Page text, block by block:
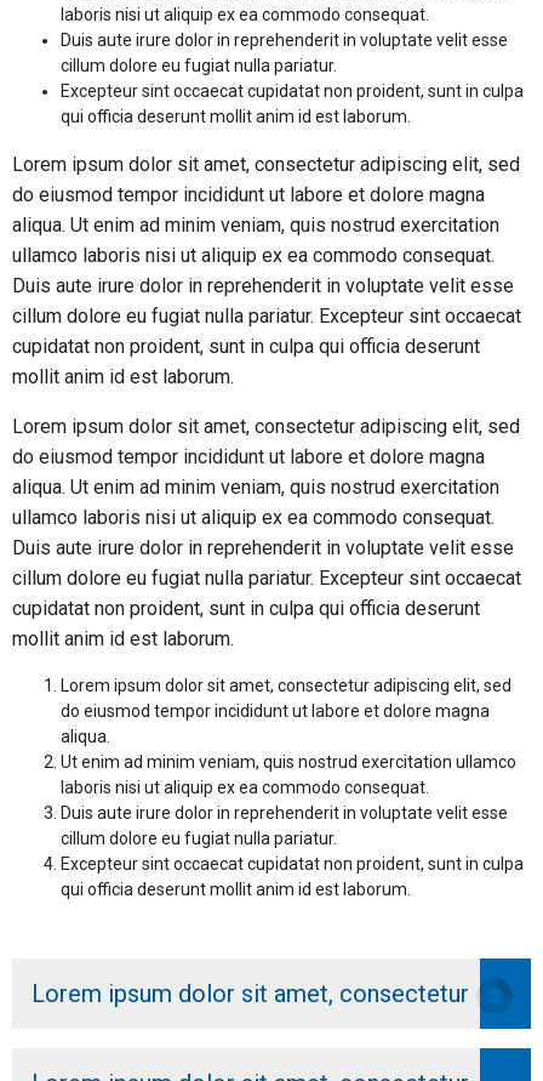
laboris nisi ut aliquip ex ea commodo consequat.
Duis aute irure dolor in reprehenderit in voluptate velit esse
cillum dolore eu fugiat nulla pariatur.
Excepteur sint occaecat cupidatat non proident, sunt in culpa
qui officia deserunt mollit anim id est laborum.
Lorem ipsum dolor sit amet, consectetur adipiscing elit, sed
do eiusmod tempor incididunt ut labore et dolore magna
aliqua. Ut enim ad minim veniam, quis nostrud exercitation
ullamco laboris nisi ut aliquip ex ea commodo consequat.
Duis aute irure dolor in reprehenderit in voluptate velit esse
cillum dolore eu fugiat nulla pariatur. Excepteur sint occaecat
cupidatat non proident, sunt in culpa qui officia deserunt
mollit anim id est laborum.
Lorem ipsum dolor sit amet, consectetur adipiscing elit, sed
do eiusmod tempor incididunt ut labore et dolore magna
aliqua. Ut enim ad minim veniam, quis nostrud exercitation
ullamco laboris nisi ut aliquip ex ea commodo consequat.
Duis aute irure dolor in reprehenderit in voluptate velit esse
cillum dolore eu fugiat nulla pariatur. Excepteur sint occaecat
cupidatat non proident, sunt in culpa qui officia deserunt
mollit anim id est laborum.
Lorem ipsum dolor sit amet, consectetur adipiscing elit, sed
do eiusmod tempor incididunt ut labore et dolore magna
aliqua.
Ut enim ad minim veniam, quis nostrud exercitation ullamco
laboris nisi ut aliquip ex ea commodo consequat.
Duis aute irure dolor in reprehenderit in voluptate velit esse
cillum dolore eu fugiat nulla pariatur.
Excepteur sint occaecat cupidatat non proident, sunt in culpa
qui officia deserunt mollit anim id est laborum.
Lorem ipsum dolor sit amet, consectetur